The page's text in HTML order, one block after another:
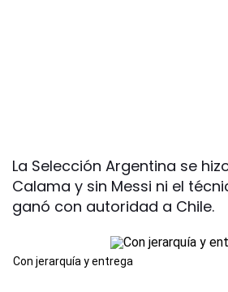
La Selección Argentina se
Calama y sin Messi ni el
ganó con autoridad a Chile.
Con jerarquía y entrega